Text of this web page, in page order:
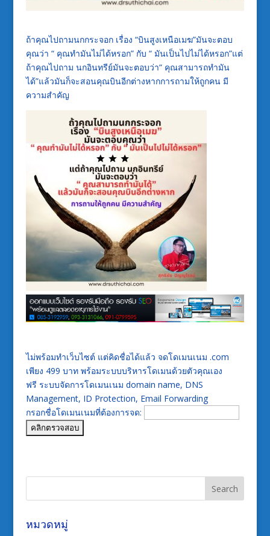
ถ้าคุณไปถามนกกระจอก เรื่อง “บินสูงเหนือเมฆ”มันจะตอบ
คุณว่า “ คุณทำมันไม่ได้หรอก” กับ “ มันเป็นไปไม่ได้หรอก”แต่
ถ้าคุณไปถาม นกอินทรีย์มันจะตอบว่า“ คุณสามารถทำมัน
ได้”แล้วมันก็จะสอนคุณบินอีกต่างหากการถามให้ถูกคน มี
ความสำคัญ
ไม่พร้อมทำเว็บไซต์ แต่คิดชื่อได้แล้ว จดโดเมนเนม .com
เพียง 499 บาท พร้อมระบบบริหารโดเมนด้วยตัวคุณเอง
ฟรี ระบบจัดการโดเมนเนม domain name, DNS
Management, ID Protection, Email Forwarding
กรอกชื่อโดเมนเนมที่ต้องการจด:
หมวดหมู่